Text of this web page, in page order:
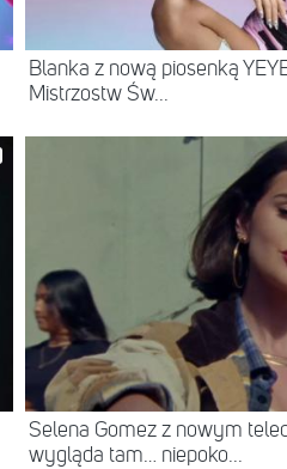
Blanka z nową piosenką
Mistrzostw Św...
Selena Gomez z nowym
wygląda tam… niepoko...